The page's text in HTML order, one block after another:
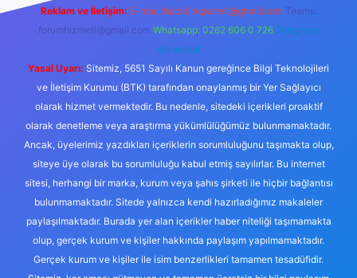
Reklam ve İletişim: E-mail: backlinkpaneli@gmail.com Teams:
forumhizmeti@gmail.com Whatsapp: 0262 606 0 726 Telegram:
@karabul
Yasal Uyarı: Sitemiz, 5651 Sayılı Kanun gereğince Bilgi Teknolojileri
ve İletişim Kurumu (BTK) tarafından onaylanmış bir Yer Sağlayıcı
olarak hizmet vermektedir. Bu nedenle, sitedeki içerikleri proaktif
olarak denetleme veya araştırma yükümlülüğümüz bulunmamaktadır.
Ancak, üyelerimiz yazdıkları içeriklerin sorumluluğunu taşımakta olup,
siteye üye olarak bu sorumluluğu kabul etmiş sayılırlar. Bu internet
sitesi, herhangi bir marka, kurum veya şahıs şirketi ile hiçbir bağlantısı
bulunmamaktadır. Sitede yalnızca kendi hazırladığımız makaleler
paylaşılmaktadır. Burada yer alan içerikler haber niteliği taşımamakta
olup, gerçek kurum ve kişiler hakkında paylaşım yapılmamaktadır.
Gerçek kurum ve kişiler ile isim benzerlikleri tamamen tesadüfidir.